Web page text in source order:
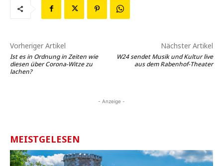
Vorheriger Artikel
Ist es in Ordnung in Zeiten wie
diesen über Corona-Witze zu
lachen?
Nächster Artikel
W24 sendet Musik und Kultur live
aus dem Rabenhof-Theater
- Anzeige -
MEISTGELESEN